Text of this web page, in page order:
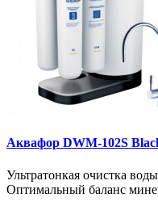
Аквафор DWM-102S
Ультратонкая очистка
Оптимальный баланс